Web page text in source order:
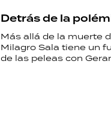
Detrás de la
Más allá de la muerte
Milagro Sala tiene un
de las peleas con